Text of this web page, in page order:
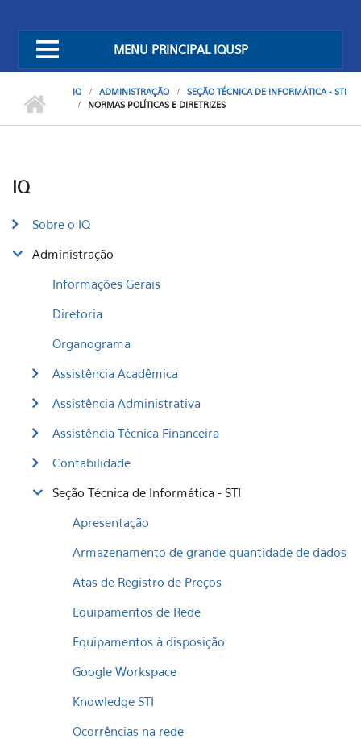
MENU PRINCIPAL IQUSP
IQ ADMINISTRAÇÃO
SEÇÃO TÉCNICA DE INFORMÁTICA - STI
NORMAS POLÍTICAS E DIRETRIZES
IQ
Sobre o IQ
Administração
Informações Gerais
Diretoria
Organograma
Assistência Acadêmica
Assistência Administrativa
Assistência Técnica Financeira
Contabilidade
Seção Técnica de Informática - STI
Apresentação
Armazenamento de grande quantidade de dados
Atas de Registro de Preços
Equipamentos de Rede
Equipamentos à disposição
Google Workspace
Knowledge STI
Ocorrências na rede